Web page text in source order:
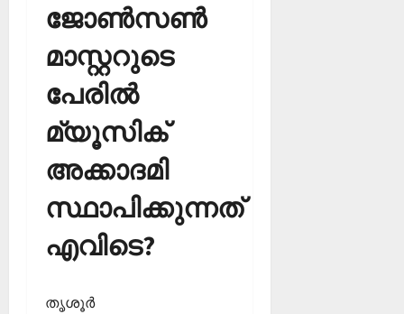
ജോണ്‍സണ്‍
മാസ്റ്ററുടെ
പേരില്‍
മ്യൂസിക്
അക്കാദമി
സ്ഥാപിക്കുന്നത്
എവിടെ?
തൃശൂര്‍